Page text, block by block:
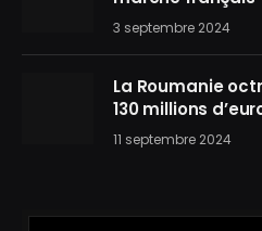
3 septembre 2024
La Roumanie
130 millions
11 septembre 2024